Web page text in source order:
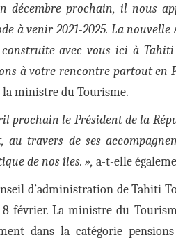
décembre prochain, il nous
à venir 2021-2025. La nouvelle
avec vous ici à
à votre rencontre partout en
la ministre du Tourisme.
prochain le Président de la
travers de ses
de nos îles. », a-t-elle
d’administration de Tahiti
8 février. La ministre du
dans la catégorie